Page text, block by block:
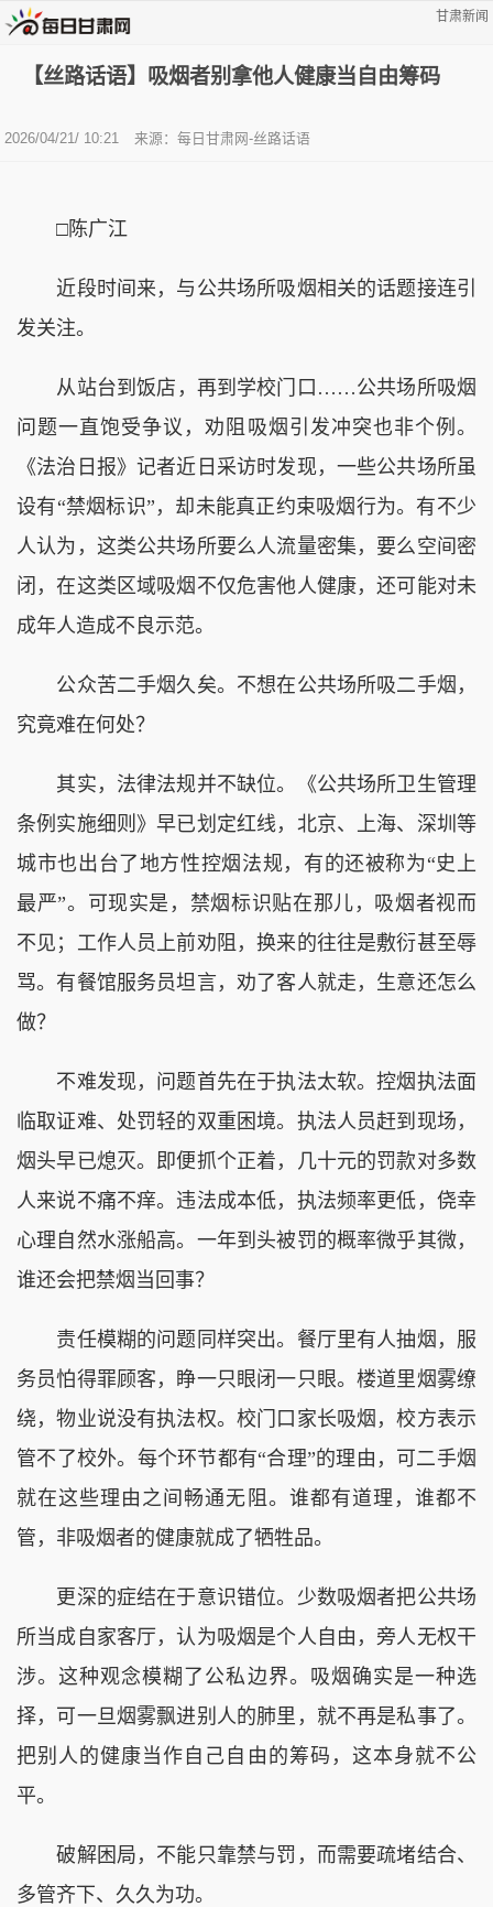
甘肃新闻
【丝路话语】吸烟者别拿他人健康当自由筹码
2026/04/21/ 10:21 来源： 每日甘肃网-丝路话语
□陈广江
近段时间来，与公共场所吸烟相关的话题接连引
发关注。
从站台到饭店，再到学校门口……公共场所吸烟
问题一直饱受争议，劝阻吸烟引发冲突也非个例。
《法治日报》记者近日采访时发现，一些公共场所虽
设有“禁烟标识”，却未能真正约束吸烟行为。有不少
人认为，这类公共场所要么人流量密集，要么空间密
闭，在这类区域吸烟不仅危害他人健康，还可能对未
成年人造成不良示范。
公众苦二手烟久矣。不想在公共场所吸二手烟，
究竟难在何处？
其实，法律法规并不缺位。《公共场所卫生管理
条例实施细则》早已划定红线，北京、上海、深圳等
城市也出台了地方性控烟法规，有的还被称为“史上
最严”。可现实是，禁烟标识贴在那儿，吸烟者视而
不见；工作人员上前劝阻，换来的往往是敷衍甚至辱
骂。有餐馆服务员坦言，劝了客人就走，生意还怎么
做？
不难发现，问题首先在于执法太软。控烟执法面
临取证难、处罚轻的双重困境。执法人员赶到现场，
烟头早已熄灭。即便抓个正着，几十元的罚款对多数
人来说不痛不痒。违法成本低，执法频率更低，侥幸
心理自然水涨船高。一年到头被罚的概率微乎其微，
谁还会把禁烟当回事？
责任模糊的问题同样突出。餐厅里有人抽烟，服
务员怕得罪顾客，睁一只眼闭一只眼。楼道里烟雾缭
绕，物业说没有执法权。校门口家长吸烟，校方表示
管不了校外。每个环节都有“合理”的理由，可二手烟
就在这些理由之间畅通无阻。谁都有道理，谁都不
管，非吸烟者的健康就成了牺牲品。
更深的症结在于意识错位。少数吸烟者把公共场
所当成自家客厅，认为吸烟是个人自由，旁人无权干
涉。这种观念模糊了公私边界。吸烟确实是一种选
择，可一旦烟雾飘进别人的肺里，就不再是私事了。
把别人的健康当作自己自由的筹码，这本身就不公
平。
破解困局，不能只靠禁与罚，而需要疏堵结合、
多管齐下、久久为功。